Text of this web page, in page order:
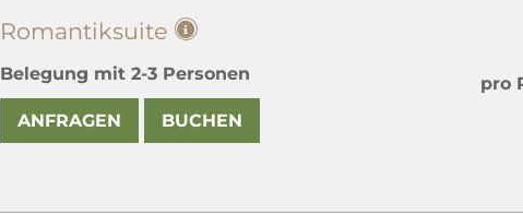
Romantiksuite
Belegung mit 2-3 Personen
ANFRAGEN BUCHEN
pro